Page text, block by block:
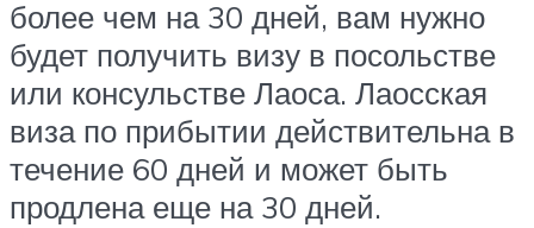
более чем на 30 дней, вам нужно
будет получить визу в посольстве
или консульстве Лаоса. Лаосская
виза по прибытии действительна в
течение 60 дней и может быть
продлена еще на 30 дней.